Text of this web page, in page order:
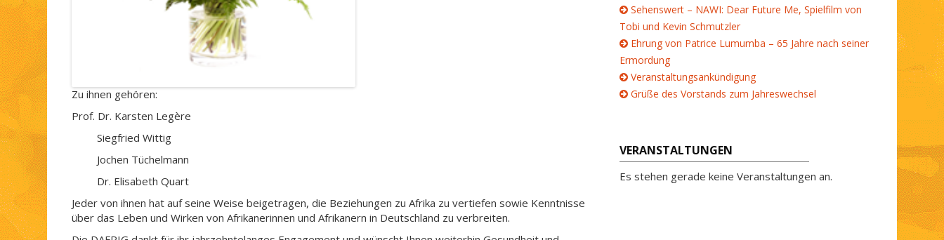
Zu ihnen gehören:
Prof. Dr. Karsten Legère
Siegfried Wittig
Jochen Tüchelmann
Dr. Elisabeth Quart
Jeder von ihnen hat auf seine Weise beigetragen, die Beziehungen zu Afrika zu vertiefen sowie Kenntnisse
über das Leben und Wirken von Afrikanerinnen und Afrikanern in Deutschland zu verbreiten.
Sehenswert – NAWI: Dear Future Me, Spielfilm von
Tobi und Kevin Schmutzler
Ehrung von Patrice Lumumba – 65 Jahre nach seiner
Ermordung
Veranstaltungsankündigung
Grüße des Vorstands zum Jahreswechsel
VERANSTALTUNGEN
Es stehen gerade keine Veranstaltungen an.